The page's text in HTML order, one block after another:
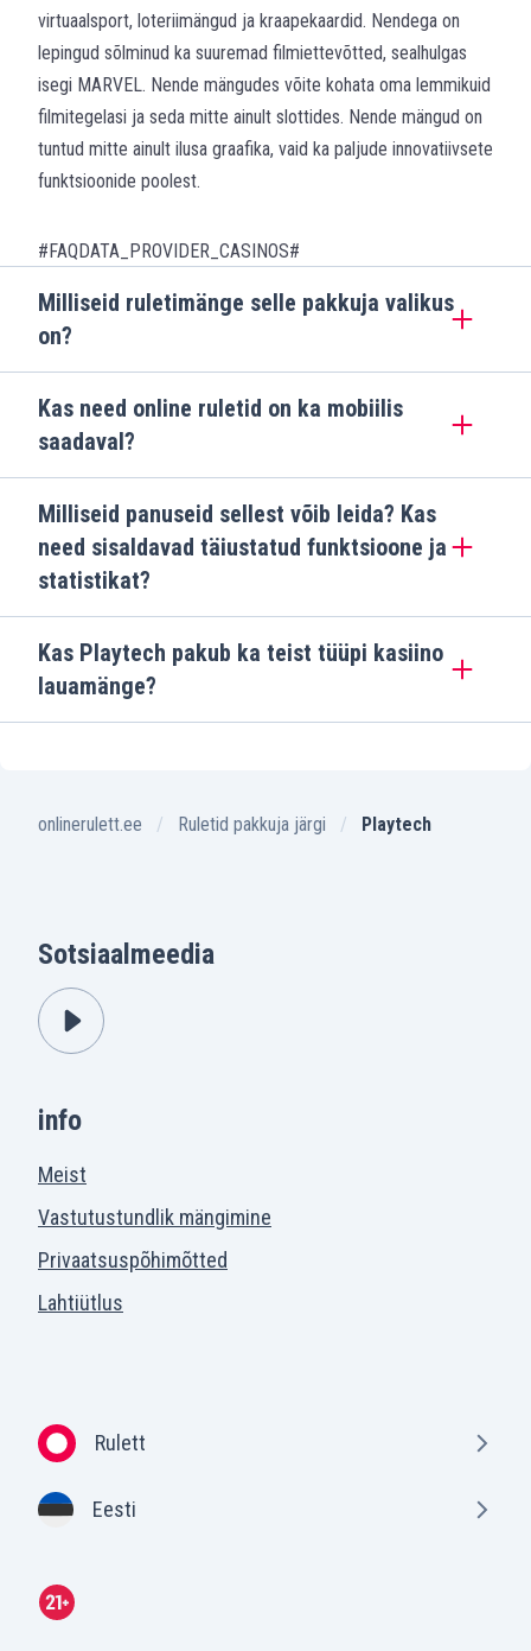
virtuaalsport, loteriimängud ja kraapekaardid. Nendega on
lepingud sõlminud ka suuremad filmiettevõtted, sealhulgas
isegi MARVEL. Nende mängudes võite kohata oma lemmikuid
filmitegelasi ja seda mitte ainult slottides. Nende mängud on
tuntud mitte ainult ilusa graafika, vaid ka paljude innovatiivsete
funktsioonide poolest.
#FAQDATA_PROVIDER_CASINOS#
Milliseid ruletimänge selle pakkuja valikus
on?
Kas need online ruletid on ka mobiilis
saadaval?
Milliseid panuseid sellest võib leida? Kas
need sisaldavad täiustatud funktsioone ja
statistikat?
Kas Playtech pakub ka teist tüüpi kasiino
lauamänge?
onlinerulett.ee Ruletid pakkuja järgi Playtech
Sotsiaalmeedia
info
Meist
Vastutustundlik mängimine
Privaatsuspõhimõtted
Lahtiütlus
Rulett
Eesti